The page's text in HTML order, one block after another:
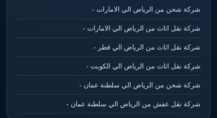
شركة شحن من الرياض الي الامارات -
شركة نقل اثاث من الرياض الي الامارات -
شركة نقل اثاث من الرياض الي قطر -
شركة نقل اثاث من الرياض الي الكويت -
شركة شحن من الرياض الي سلطنة عمان -
شركة نقل عفش من الرياض الي سلطنة عمان -